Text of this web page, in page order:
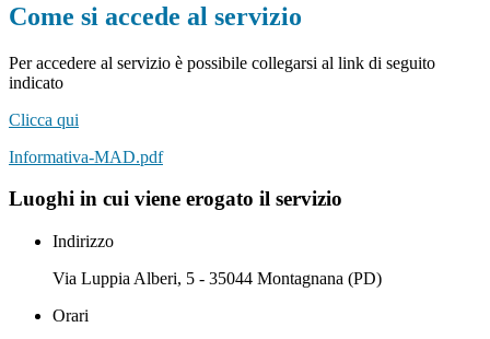
Come si accede al servizio
Per accedere al servizio è possibile collegarsi al link di seguito
indicato
Clicca qui
Informativa-MAD.pdf
Luoghi in cui viene erogato il servizio
Indirizzo
Via Luppia Alberi, 5 - 35044 Montagnana (PD)
Orari